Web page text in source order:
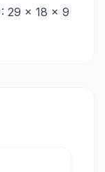
29 × 18 × 9